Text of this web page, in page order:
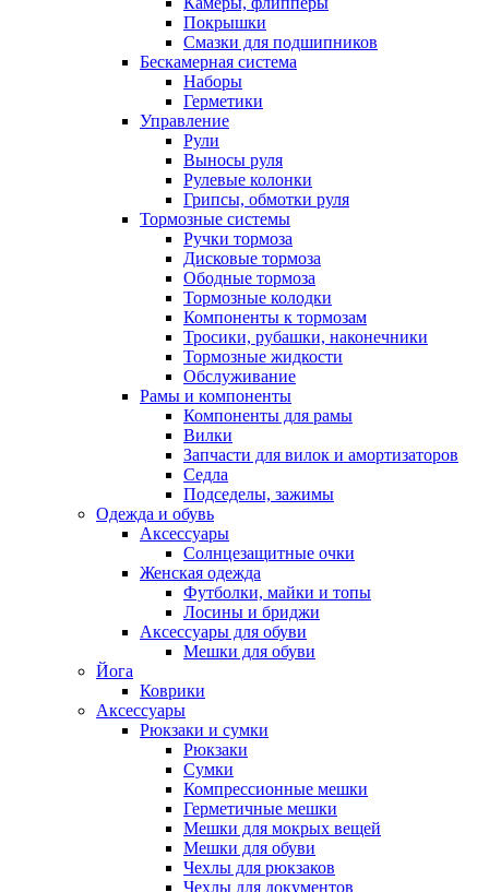
Покрышки
Смазки для подшипников
Бескамерная система
Наборы
Герметики
Управление
Рули
Выносы руля
Рулевые колонки
Грипсы, обмотки руля
Тормозные системы
Ручки тормоза
Дисковые тормоза
Ободные тормоза
Тормозные колодки
Компоненты к тормозам
Тросики, рубашки, наконечники
Тормозные жидкости
Обслуживание
Рамы и компоненты
Компоненты для рамы
Вилки
Запчасти для вилок и амортизаторов
Седла
Подседелы, зажимы
Одежда и обувь
Аксессуары
Солнцезащитные очки
Женская одежда
Футболки, майки и топы
Лосины и бриджи
Аксессуары для обуви
Мешки для обуви
Йога
Коврики
Аксессуары
Рюкзаки и сумки
Рюкзаки
Сумки
Компрессионные мешки
Герметичные мешки
Мешки для мокрых вещей
Мешки для обуви
Чехлы для рюкзаков
Чехлы для документов